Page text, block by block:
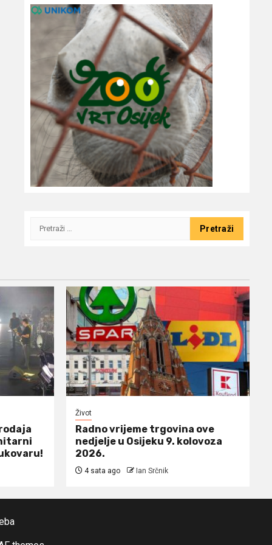
Pretraži:
Život
Radno vrijeme trgovina ove
nedjelje u Osijeku 9. kolovoza
2026.
4 sata ago Ian Srčnik